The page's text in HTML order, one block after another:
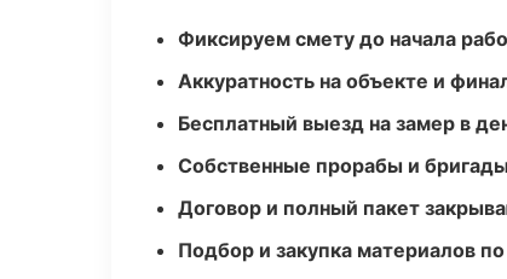
Фиксируем смету до начала
Аккуратность на объекте и
Бесплатный выезд на замер в
Собственные прорабы и
Договор и полный пакет
Подбор и закупка материалов